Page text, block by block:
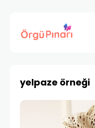
yelpaze örneği